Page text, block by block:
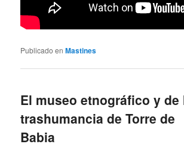
Publicado en Mastines
El museo etnográfico y de
trashumancia de Torre de
Babia